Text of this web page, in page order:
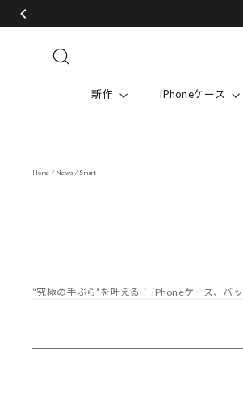
content
新作 iPhoneケース
Home / News / Smart
“究極の手ぶら”を叶える！ iPhoneケース、バ